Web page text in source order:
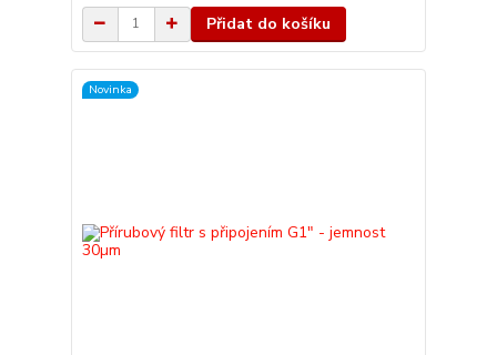
Přidat do košíku
Novinka